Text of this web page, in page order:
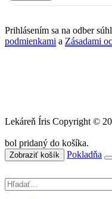
Prihlásením sa na odber
podmienkami a Zásadami
Lekáreň Íris Copyright ©
bol pridaný do košíka.
Zobraziť košík Pokladňa